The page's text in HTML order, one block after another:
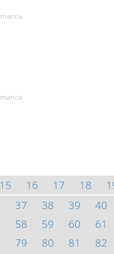
15 16 17 18
37 38 39 40
58 59 60 61
79 80 81 82